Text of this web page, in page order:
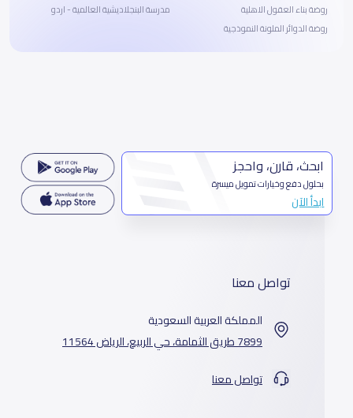
روضة بناء العقول الاهلية
روضة الدوائر الملونة النموذجية
مدرسة البنجلاديشية العالمية - اردو
ابحث، قارن، واحجز
بحلول دفع وخيارات تمويل ميسرة
ابدأ الآن
تواصل معنا
المملكة العربية السعودية
7899 طريق الثمامة، حي الربيع، الرياض 11564
تواصل معنا